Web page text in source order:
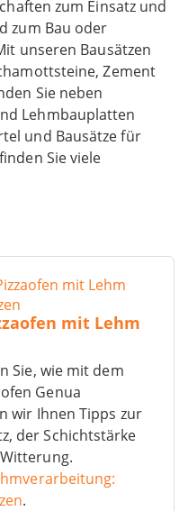
zum Einsatz und
zum Bau oder
unseren Bausätzen
Zement
Sie neben
Lehmbauplatten
und Bausätze für
Sie viele
mit Lehm
Sie, wie mit dem
Genua
wir Ihnen Tipps zur
der Schichtstärke
.